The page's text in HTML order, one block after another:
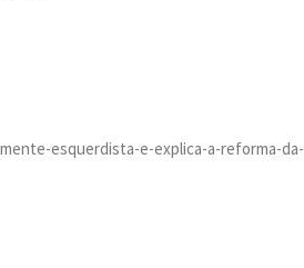
esquerdista-e-explica-a-reforma-da-